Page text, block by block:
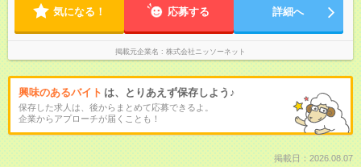
気になる！ 応募する 詳細へ
掲載元企業名 株式会社ニッソーネット
興味のあるバイト は、とりあえず保存しよう♪
保存した求人は、後からまとめて応募できるよ。
企業からアプローチが届くことも！
掲載日：2026.08.07